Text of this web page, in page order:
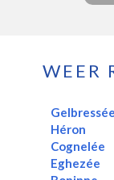
WEER
Gelbressée
Héron
Cognelée
Eghezée